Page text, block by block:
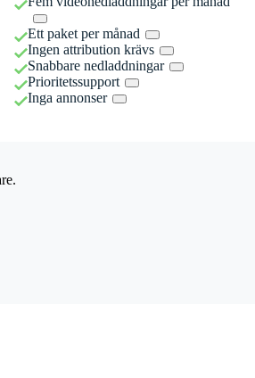
Ett paket per månad
Ingen attribution krävs
Snabbare nedladdningar
Prioritetssupport
Inga annonser